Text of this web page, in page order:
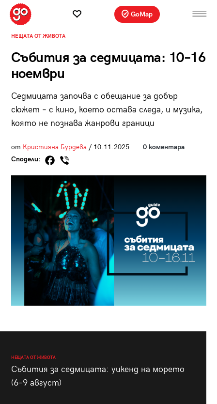
GoMap
НЕЩАТА ОТ ЖИВОТА
Събития за седмицата: 10–16
ноември
Седмицата започва с обещание за добър
сюжет – с кино, което остава следа, и музика,
която не познава жанрови граници
от Кристияна Бурдева / 10.11.2025
0 коментара
Сподели:
НЕЩАТА ОТ ЖИВОТА
Събития за седмицата: уикенд на морето
(6–9 август)